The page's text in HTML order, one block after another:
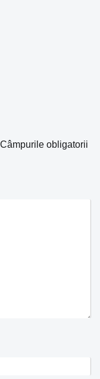
Câmpurile obligatorii